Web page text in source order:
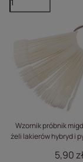
Wzornik próbnik
żeli lakierów hybryd i
5,90